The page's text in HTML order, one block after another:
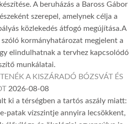
A beruházás a Baross Gábor
szerepel, amelynek célja a
közlekedés átfogó megújítása.A
kormányhatározat megjelent a
elindulhatnak a tervhez kapcsolódó
munkálatai.
A KISZÁRADÓ BÓZSVÁT ÉS
2026-08-08
ki a térségben a tartós aszály miatt:
patak vízszintje annyira lecsökkent,